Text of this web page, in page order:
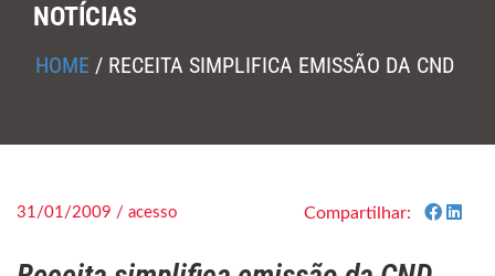
NOTÍCIAS
HOME / RECEITA SIMPLIFICA EMISSÃO DA CND
31/01/2009 / acesso Compartilhar: